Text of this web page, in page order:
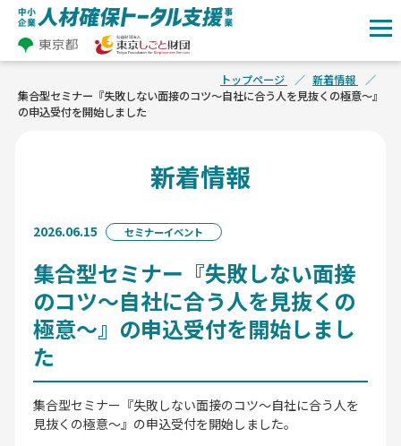
トップページ
新着情報
集合型セミナー『失敗しない面接のコツ～自社に合う人を見抜くの極意～』
の申込受付を開始しました
新着情報
2026.06.15 セミナーイベント
集合型セミナー『失敗しない面接
のコツ～自社に合う人を見抜くの
極意～』の申込受付を開始しまし
た
集合型セミナー『失敗しない面接のコツ～自社に合う人を
見抜くの極意～』の申込受付を開始しました。